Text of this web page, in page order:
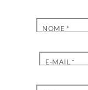
NOME *
E-MAIL *